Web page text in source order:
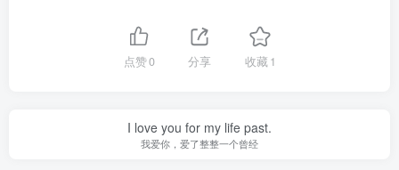
点赞0 分享 收藏1
I love you for my life past.
我爱你，爱了整整一个曾经